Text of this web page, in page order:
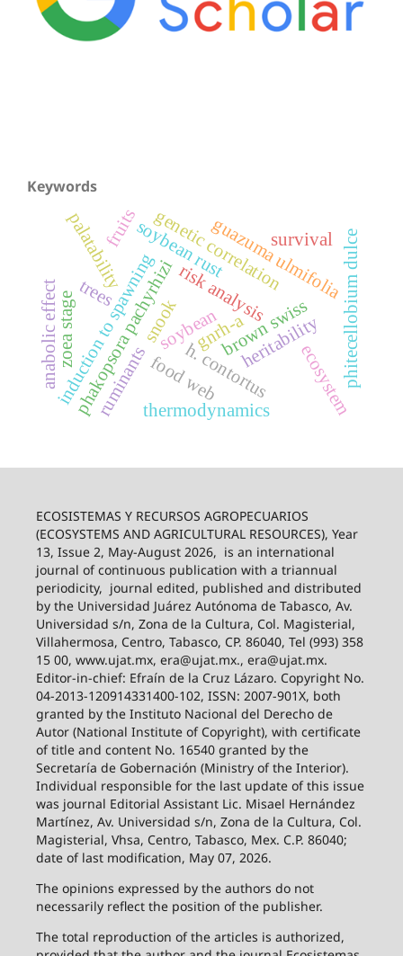
Keywords
phakopsora pachyrhizisoybean
soybean rust
risk analysis
brown swiss
heritability
genetic correlation
h. contortus
guazuma ulmifoliaphitecellobium dulce
snook
induction to spawning gnrh-a
palatability
fruits
trees
ruminants ecosystem
food web
thermodynamics
zoea stage
anabolic effect
survival
ECOSISTEMAS Y RECURSOS AGROPECUARIOS
(ECOSYSTEMS AND AGRICULTURAL RESOURCES), Year
13, Issue 2, May-August 2026, is an international
journal of continuous publication with a triannual
periodicity, journal edited, published and distributed
by the Universidad Juárez Autónoma de Tabasco, Av.
Universidad s/n, Zona de la Cultura, Col. Magisterial,
Villahermosa, Centro, Tabasco, CP. 86040, Tel (993) 358
15 00, www.ujat.mx, era@ujat.mx., era@ujat.mx.
Editor-in-chief: Efraín de la Cruz Lázaro. Copyright No.
04-2013-120914331400-102, ISSN: 2007-901X, both
granted by the Instituto Nacional del Derecho de
Autor (National Institute of Copyright), with certificate
of title and content No. 16540 granted by the
Secretaría de Gobernación (Ministry of the Interior).
Individual responsible for the last update of this issue
was journal Editorial Assistant Lic. Misael Hernández
Martínez, Av. Universidad s/n, Zona de la Cultura, Col.
Magisterial, Vhsa, Centro, Tabasco, Mex. C.P. 86040;
date of last modification, May 07, 2026.
The opinions expressed by the authors do not
necessarily reflect the position of the publisher.
The total reproduction of the articles is authorized,